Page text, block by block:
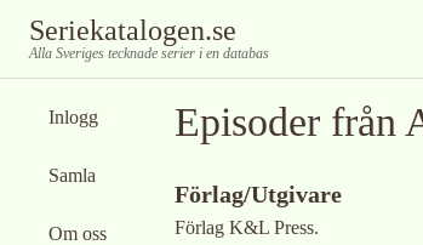
Seriekatalogen.se
Alla Sveriges tecknade serier i en databas
Inlogg
Samla
Om oss
Episoder från
Förlag/Utgivare
Förlag K&L Press.